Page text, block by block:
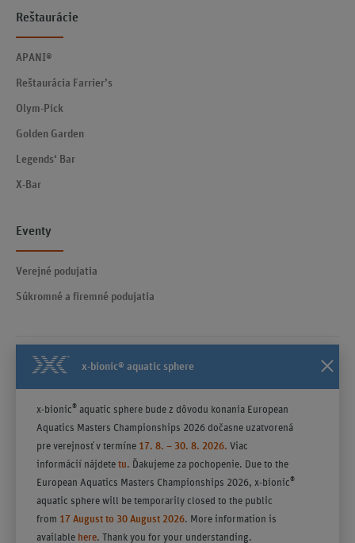
x-bionic® aquatic sphere
x-bionic® aquatic sphere bude z dôvodu konania European
Aquatics Masters Championships 2026 dočasne uzatvorená
pre verejnosť v termíne 17. 8. – 30. 8. 2026. Viac
informácií nájdete tu. Ďakujeme za pochopenie. Due to the
European Aquatics Masters Championships 2026, x-bionic®
aquatic sphere will be temporarily closed to the public
from 17 August to 30 August 2026. More information is
available here. Thank you for your understanding.
Reštaurácie
APANI®
Reštaurácia Farrier’s
Olym-Pick
Golden Garden
Legends‘ Bar
X-Bar
Eventy
Verejné podujatia
Súkromné a firemné podujatia
Kontakty
Poučenie
Politika ochrany súkromia